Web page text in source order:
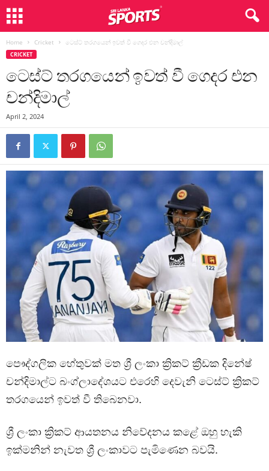
Home Cricket ටෙස්ට් තරගයෙන් ඉවත් වී ගෙදර එන චන්දිමාල්
CRICKET
ටෙස්ට් තරගයෙන් ඉවත් වී ගෙදර එන
චන්දිමාල්
April 2, 2024
පෞද්ගලික හේතුවක් මත ශ්‍රී ලංකා ක්‍රිකට් ක්‍රීඩක දිනේෂ්
චන්දිමාල්ට බංග්ලාදේශයට එරෙහි දෙවැනි ටෙස්ට් ක්‍රිකට්
තරගයෙන් ඉවත් වී තිබෙනවා.
ශ්‍රී ලංකා ක්‍රිකට් ආයතනය නිවේදනය කළේ ඔහු හැකි
ඉක්මනින් නැවත ශ්‍රී ලංකාවට පැමිණෙන බවයි.